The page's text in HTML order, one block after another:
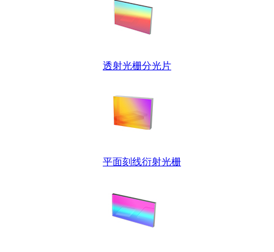
透射光栅分光片
平面刻线衍射光栅